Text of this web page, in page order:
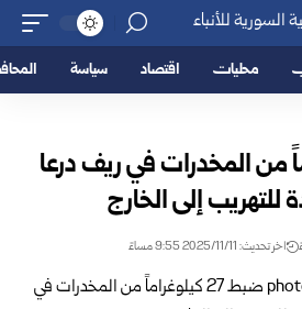
محليات اقتصاد سياسة
من المخدرات في ريف درعا
إلى الخارج
اخر تحديث: 2025/11/11 9:55 مساءً